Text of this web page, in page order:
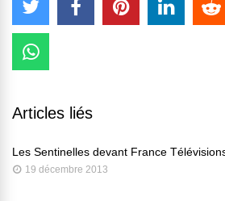
Articles liés
Les Sentinelles devant France
19 décembre 2013